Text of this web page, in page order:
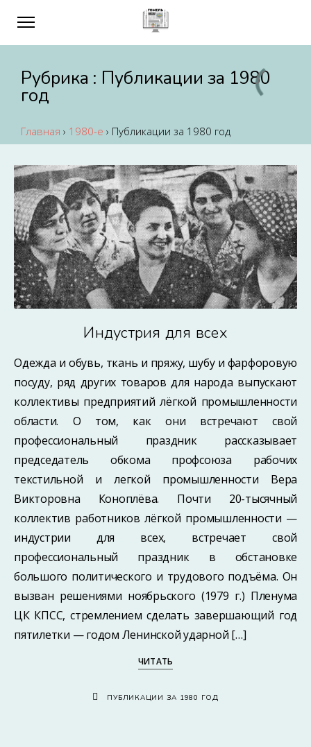
Рубрика : Публикации за 1980
год
Главная › 1980-е › Публикации за 1980 год
Индустрия для всех
Одежда и обувь, ткань и пряжу, шубу и фарфоровую
посуду, ряд других товаров для народа выпускают
коллективы предприятий лёгкой промышленности
области. О том, как они встречают свой
профессиональный праздник рассказывает
председатель обкома профсоюза рабочих
текстильной и легкой промышленности Вера
Викторовна Коноплёва. Почти 20-тысячный
коллектив работников лёгкой промышленности —
индустрии для всех, встречает свой
профессиональный праздник в обстановке
большого политического и трудового подъёма. Он
вызван решениями ноябрьского (1979 г.) Пленума
ЦК КПСС, стремлением сделать завершающий год
пятилетки — годом Ленинской ударной […]
ЧИТАТЬ
ПУБЛИКАЦИИ ЗА 1980 ГОД